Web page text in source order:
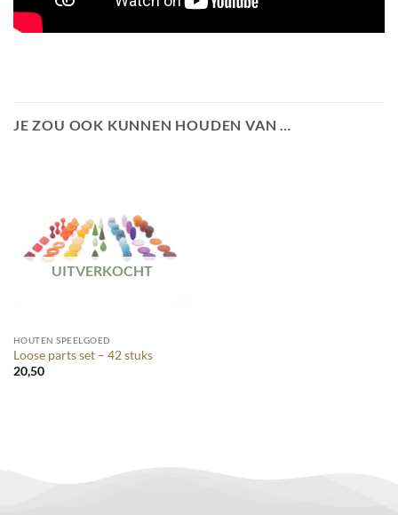
JE ZOU OOK KUNNEN HOUDEN VAN …
UITVERKOCHT
HOUTEN SPEELGOED
Loose parts set – 42 stuks
20,50